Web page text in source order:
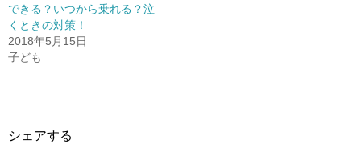
できる？いつから乗れる？泣
くときの対策！
2018年5月15日
子ども
シェアする